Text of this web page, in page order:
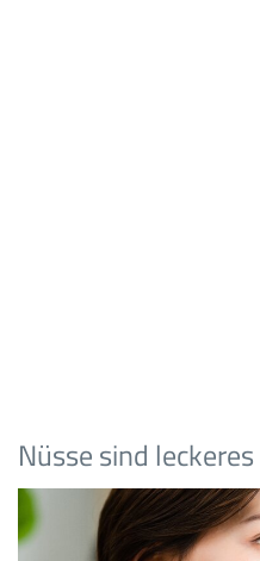
Nüsse sind